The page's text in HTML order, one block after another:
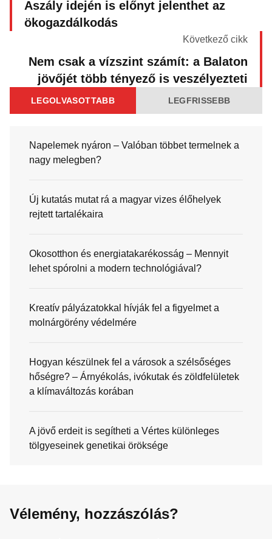
Aszály idején is előnyt jelenthet az
ökogazdálkodás
Következő cikk
Nem csak a vízszint számít: a Balaton
jövőjét több tényező is veszélyezteti
LEGOLVASOTTABB LEGFRISSEBB
Napelemek nyáron – Valóban többet termelnek a
nagy melegben?
Új kutatás mutat rá a magyar vizes élőhelyek
rejtett tartalékaira
Okosotthon és energiatakarékosság – Mennyit
lehet spórolni a modern technológiával?
Kreatív pályázatokkal hívják fel a figyelmet a
molnárgörény védelmére
Hogyan készülnek fel a városok a szélsőséges
hőségre? – Árnyékolás, ivókutak és zöldfelületek
a klímaváltozás korában
A jövő erdeit is segítheti a Vértes különleges
tölgyeseinek genetikai öröksége
Vélemény, hozzászólás?